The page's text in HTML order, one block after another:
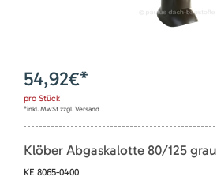
54,92€*
pro Stück
*inkl. MwSt zzgl. Versand
Klöber Abgaskalotte 80/125 grau
KE 8065-0400